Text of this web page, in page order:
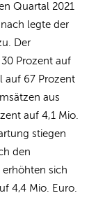
Quartal 2021
legte der
Der
Prozent auf
auf 67 Prozent
aus
auf 4,1 Mio.
stiegen
den
sich
4,4 Mio. Euro.